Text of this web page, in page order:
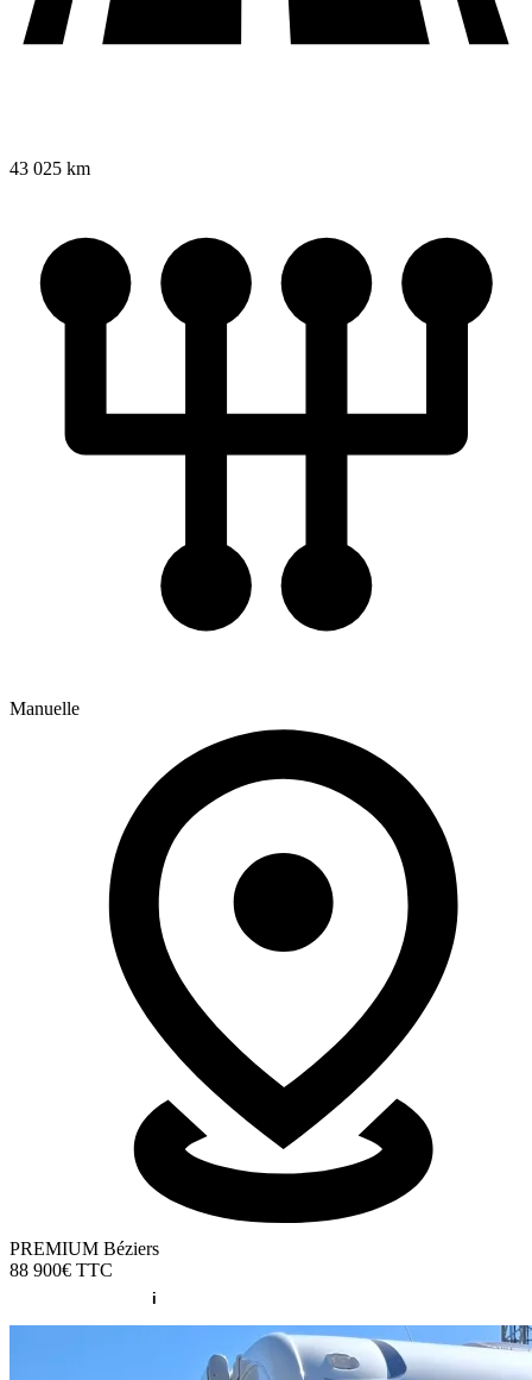
43 025 km
Manuelle
PREMIUM Béziers
88 900€ TTC